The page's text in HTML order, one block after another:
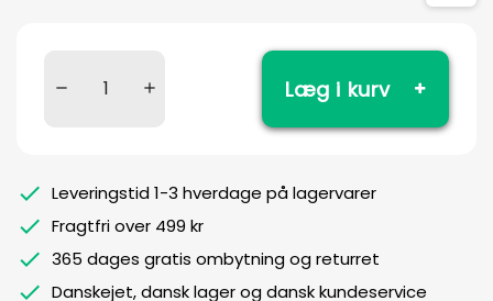
Læg i kurv
Leveringstid 1-3 hverdage på lagervarer
Fragtfri over 499 kr
365 dages gratis ombytning og returret
Danskejet, dansk lager og dansk kundeservice